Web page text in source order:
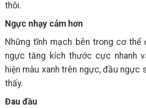
thôi.
Ngực nhạy cảm hơn
Những tĩnh mạch bên trong cơ thể
ngực tăng kích thước cực nhanh
hiện màu xanh trên ngực, đầu ngực
thấy.
Đau đầu